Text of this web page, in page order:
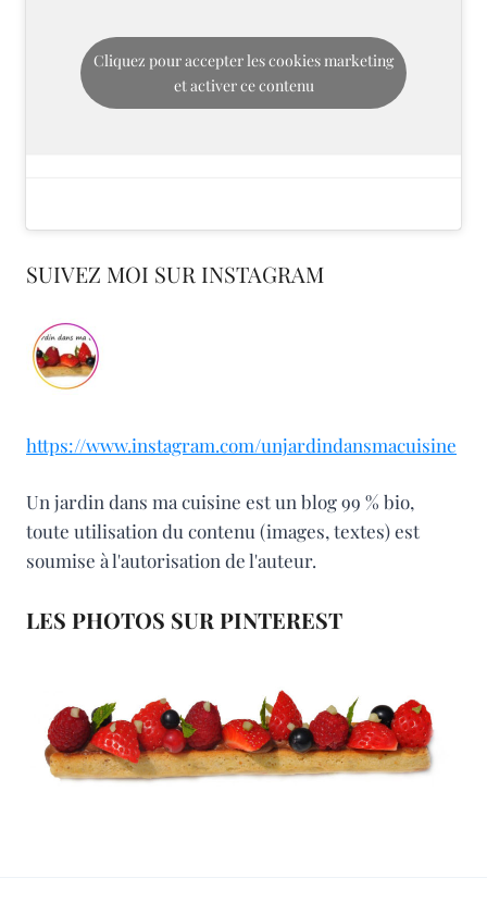
Cliquez pour accepter les cookies marketing
et activer ce contenu
SUIVEZ MOI SUR INSTAGRAM
https://www.instagram.com/unjardindansmacuisine
Un jardin dans ma cuisine est un blog 99 % bio,
toute utilisation du contenu (images, textes) est
soumise à l'autorisation de l'auteur.
LES PHOTOS SUR PINTEREST